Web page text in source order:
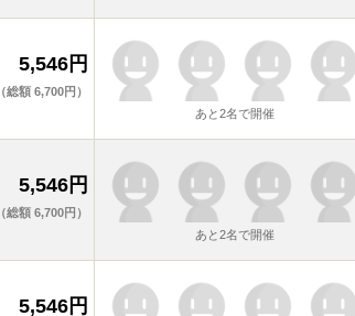
5,546円
（総額 6,700円）
あと2名で開催
5,546円
（総額 6,700円）
あと2名で開催
5,546円